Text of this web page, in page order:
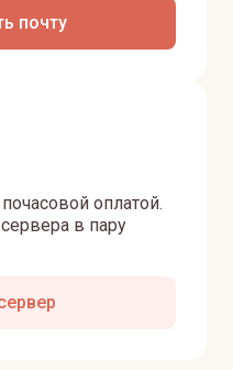
почту
оплатой.
в пару